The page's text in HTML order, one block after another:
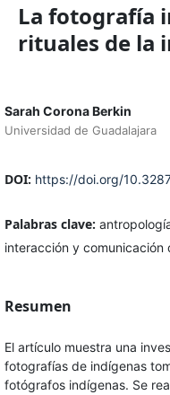
La fotografía
rituales de la
Sarah Corona Berkin
Universidad de Guadalajara
DOI: https://doi.org/
Palabras clave:
interacción y comunicación
Resumen
El artículo muestra una
fotografías de indígenas
fotógrafos indígenas. Se